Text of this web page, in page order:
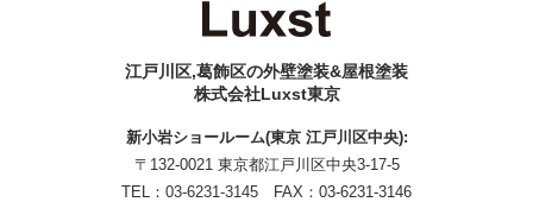
江戸川区,葛飾区の外壁塗装&屋根塗装
株式会社Luxst東京
新小岩ショールーム(東京 江戸川区中央):
〒132-0021 東京都江戸川区中央3-17-5
TEL： 03-6231-3145 FAX：03-6231-3146